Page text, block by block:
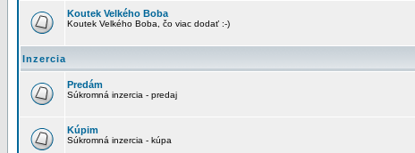
Koutek Velkého Boba
Koutek Velkého Boba, čo viac dodať :-)
Inzercia
Predám
Súkromná inzercia - predaj
Kúpim
Súkromná inzercia - kúpa